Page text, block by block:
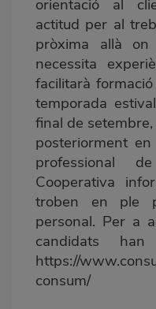
orientació al
actitud per al
pròxima allà
necessita
facilitarà
temporada
final de
posteriorment
professional
Cooperativa
troben en ple
personal. Per a
candidats
https://
consum/